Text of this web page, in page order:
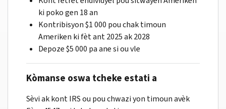
ki poko gen 18 an
Kontribisyon $1 000 pou chak timoun
Ameriken ki fèt ant 2025 ak 2028
Depoze $5 000 pa ane si ou vle
Kòmanse oswa tcheke estati a
Sèvi ak kont IRS ou pou chwazi yon timoun avèk